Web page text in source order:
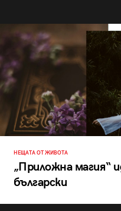
НЕЩАТА ОТ ЖИВОТА
„Приложна магия“
български